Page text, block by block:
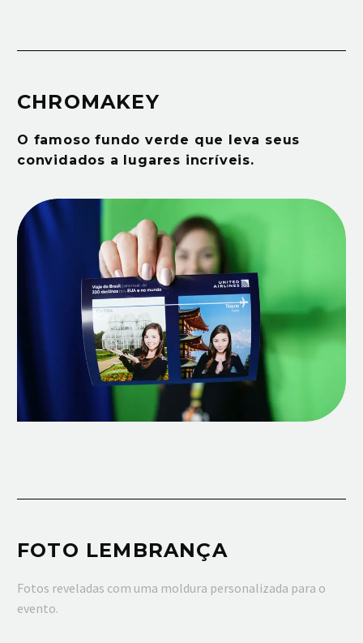
CHROMAKEY
O famoso fundo verde que leva seus
convidados a lugares incríveis.
FOTO LEMBRANÇA
Fotos reveladas com uma moldura personalizada para o
evento.